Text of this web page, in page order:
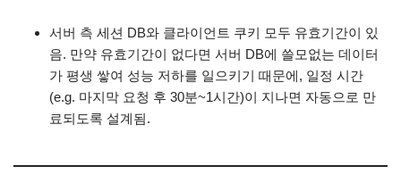
서버 측 세션 DB와 클라이언트 쿠키 모두 유효기간이 있
음. 만약 유효기간이 없다면 서버 DB에 쓸모없는 데이터
가 평생 쌓여 성능 저하를 일으키기 때문에, 일정 시간
(e.g. 마지막 요청 후 30분~1시간)이 지나면 자동으로 만
료되도록 설계됨.